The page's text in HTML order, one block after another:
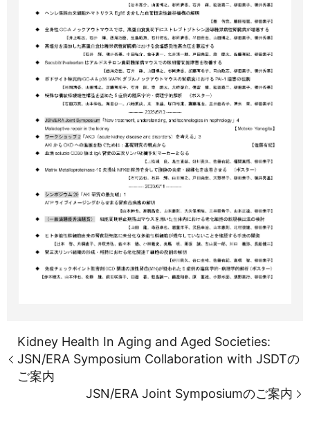
Kidney Health In Aging and Aged Societies:
JSN/ERA Symposium Collaboration with JSDTの
ご案内
JSN/ERA Joint Symposiumのご案内